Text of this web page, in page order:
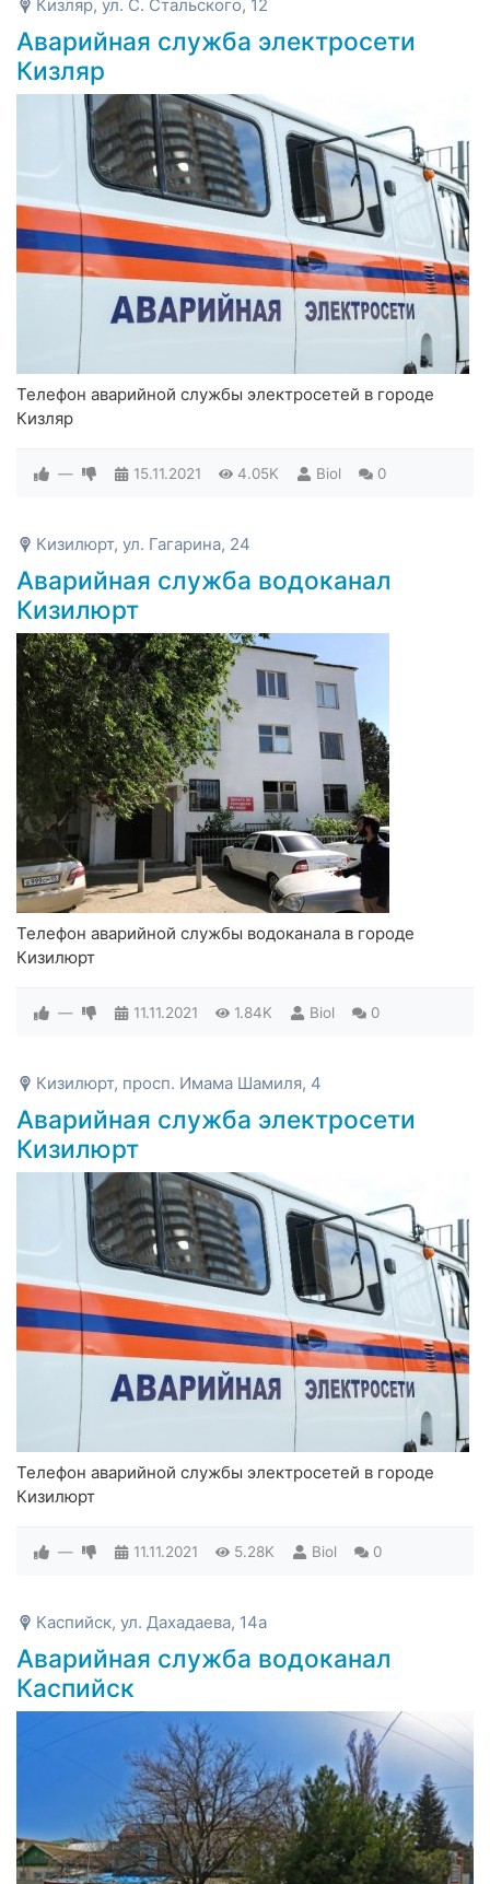
Кизляр, ул. С. Стальского, 12
Аварийная служба электросети
Кизляр
Телефон аварийной службы электросетей в городе
Кизляр
— 15.11.2021 4.05K Biol 0
Кизилюрт, ул. Гагарина, 24
Аварийная служба водоканал
Кизилюрт
Телефон аварийной службы водоканала в городе
Кизилюрт
— 11.11.2021 1.84K Biol 0
Кизилюрт, просп. Имама Шамиля, 4
Аварийная служба электросети
Кизилюрт
Телефон аварийной службы электросетей в городе
Кизилюрт
— 11.11.2021 5.28K Biol 0
Каспийск, ул. Дахадаева, 14а
Аварийная служба водоканал
Каспийск